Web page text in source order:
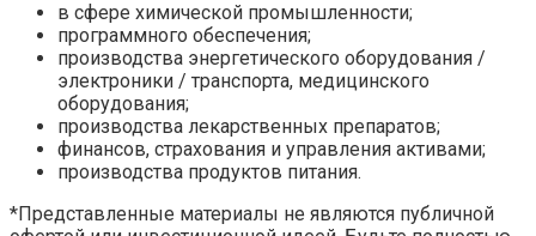
в сфере химической промышленности;
программного обеспечения;
производства энергетического оборудования /
электроники / транспорта, медицинского
оборудования;
производства лекарственных препаратов;
финансов, страхования и управления активами;
производства продуктов питания.
*Представленные материалы не являются публичной